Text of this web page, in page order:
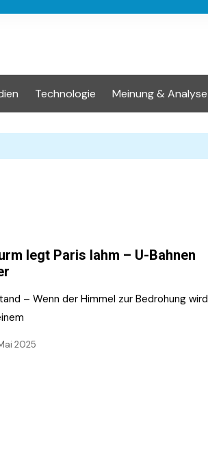
Technologie Meinung & Analyse
legt Paris lahm – U-Bahnen
– Wenn der Himmel zur Bedrohung wird
2025